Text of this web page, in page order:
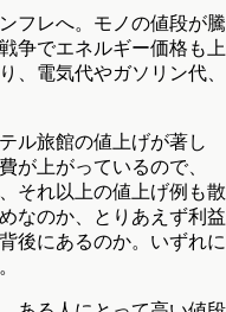
フレへ。モノの値段が騰
争でエネルギー価格も上
、電気代やガソリン代、
ル旅館の値上げが著し
が上がっているので、
それ以上の値上げ例も散
なのか、とりあえず利益
後にあるのか。いずれに